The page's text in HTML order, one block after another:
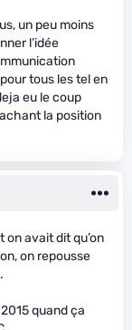
un peu moins
l’idée
tous les tel en
eu le coup
la position
on avait dit qu’on
on repousse
quand ça